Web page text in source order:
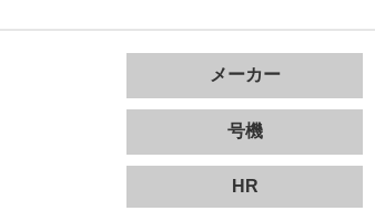
メーカー
号機
HR